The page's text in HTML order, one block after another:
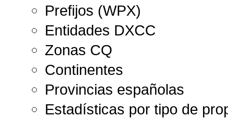
Prefijos (WPX)
Entidades DXCC
Zonas CQ
Continentes
Provincias españolas
Estadísticas por tipo de